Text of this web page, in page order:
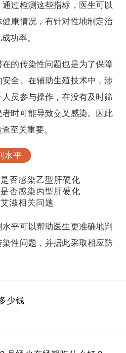
过检测这些指标，医生可以
康情况，有针对性地制定治
功率。
的传染性问题也是为了保障
全。在辅助生殖技术中，涉
员参与操作，在没有及时筛
时可能导致交叉感染。因此
至关重要。
水平
否感染乙型肝硬化
否感染丙型肝硬化
滋相关问题
平可以帮助医生更准确地判
性问题，并据此采取相应防
少钱